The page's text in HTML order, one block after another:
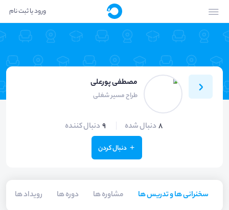
ورود یا ثبت نام
مصطفی پورعلی
طراح مسیر شغلی
8 دنبال شده 9 دنبال کننده
دنبال کردن
سخنرانی ها و تدریس ها مشاوره ها دوره ها رویداد ها